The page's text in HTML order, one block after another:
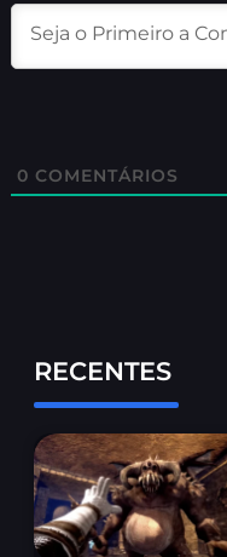
0 COMENTÁRIOS
RECENTES